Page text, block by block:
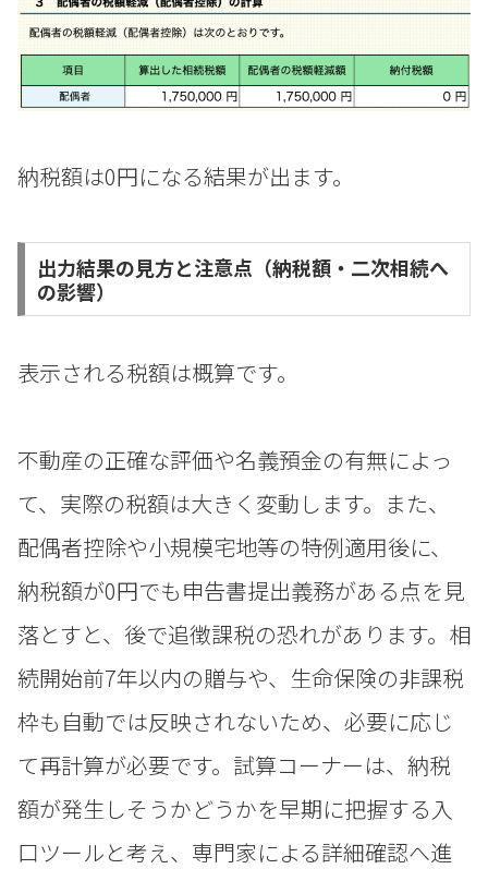
納税額は0円になる結果が出ます。
出力結果の見方と注意点（納税額・二次相続へ
の影響）
表示される税額は概算です。
不動産の正確な評価や名義預金の有無によっ
て、実際の税額は大きく変動します。また、
配偶者控除や小規模宅地等の特例適用後に、
納税額が0円でも申告書提出義務がある点を見
落とすと、後で追徴課税の恐れがあります。相
続開始前7年以内の贈与や、生命保険の非課税
枠も自動では反映されないため、必要に応じ
て再計算が必要です。試算コーナーは、納税
額が発生しそうかどうかを早期に把握する入
口ツールと考え、専門家による詳細確認へ進